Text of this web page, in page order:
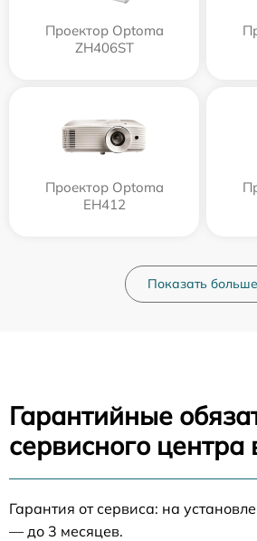
Проектор Optoma
ZH406ST
Проектор Optoma
EH412
Показать больше
Гарантийные
сервисного центра
Гарантия от сервиса: на
— до 3 месяцев.